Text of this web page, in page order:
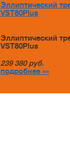
Эллиптический
VST80Plus
Эллиптический
VST80Plus
239 380 руб.
подробнее »»